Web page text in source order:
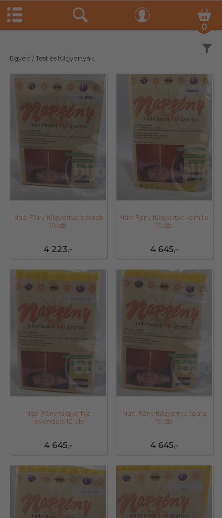
0
Egyéb / Test és fülgyertyák
12359
4 223,-
Nap-Fény fülgyertya gyerek
10 db
4 645,-
Nap-Fény fülgyertya kamilla
10 db
12363
4 645,-
Nap-Fény fülgyertya
levendula 10 db
12365
4 645,-
Nap-Fény fülgyertya teafa
10 db
12369 12374